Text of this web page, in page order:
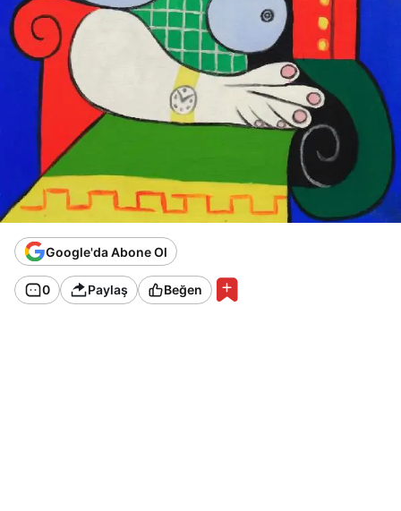
Google'da Abone Ol
0 Paylaş Beğen